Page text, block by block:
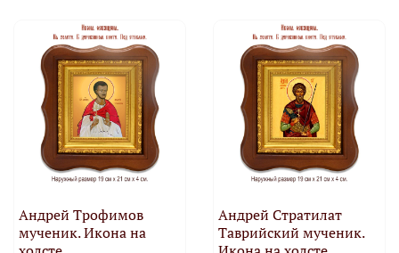
Андрей Трофимов
мученик. Икона на
Андрей Стратилат
Таврийский мученик.